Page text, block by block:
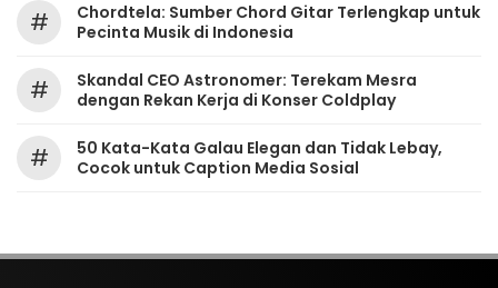
#
Chordtela: Sumber Chord Gitar Terlengkap untuk
Pecinta Musik di Indonesia
#
Skandal CEO Astronomer: Terekam Mesra
dengan Rekan Kerja di Konser Coldplay
#
50 Kata-Kata Galau Elegan dan Tidak Lebay,
Cocok untuk Caption Media Sosial